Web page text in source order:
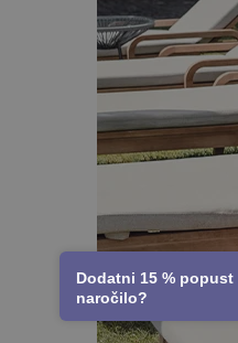
Dodatni 15 % popust
naročilo?